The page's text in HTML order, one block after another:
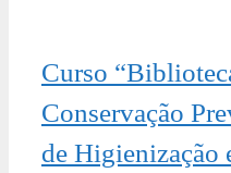
Curso
Conservação
de Higienização